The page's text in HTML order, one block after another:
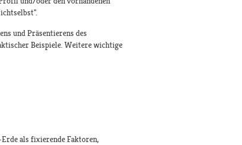
und Präsentierens des
Beispiele. Weitere wichtige
als fixierende Faktoren,